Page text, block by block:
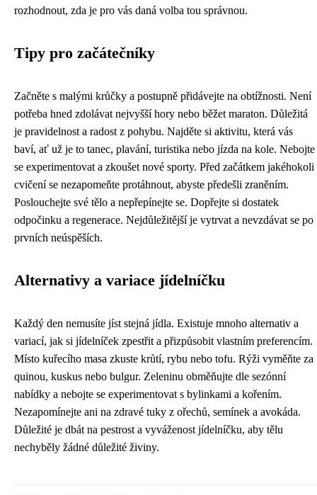
rozhodnout, zda je pro vás daná volba tou správnou.
Tipy pro začátečníky
Začněte s malými krůčky a postupně přidávejte na obtížnosti. Není
potřeba hned zdolávat nejvyšší hory nebo běžet maraton. Důležitá
je pravidelnost a radost z pohybu. Najděte si aktivitu, která vás
baví, ať už je to tanec, plavání, turistika nebo jízda na kole. Nebojte
se experimentovat a zkoušet nové sporty. Před začátkem jakéhokoli
cvičení se nezapomeňte protáhnout, abyste předešli zraněním.
Poslouchejte své tělo a nepřepínejte se. Dopřejte si dostatek
odpočinku a regenerace. Nejdůležitější je vytrvat a nevzdávat se po
prvních neúspěších.
Alternativy a variace jídelníčku
Každý den nemusíte jíst stejná jídla. Existuje mnoho alternativ a
variací, jak si jídelníček zpestřit a přizpůsobit vlastním preferencím.
Místo kuřecího masa zkuste krůtí, rybu nebo tofu. Rýži vyměňte za
quinou, kuskus nebo bulgur. Zeleninu obměňujte dle sezónní
nabídky a nebojte se experimentovat s bylinkami a kořením.
Nezapomínejte ani na zdravé tuky z ořechů, semínek a avokáda.
Důležité je dbát na pestrost a vyváženost jídelníčku, aby tělu
nechyběly žádné důležité živiny.